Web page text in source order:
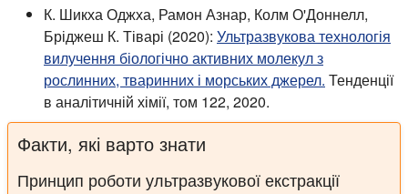
К. Шикха Оджха, Рамон Азнар, Колм О'Доннелл,
Бріджеш К. Тіварі (2020): Ультразвукова технологія
вилучення біологічно активних молекул з
рослинних, тваринних і морських джерел. Тенденції
в аналітичній хімії, том 122, 2020.
Факти, які варто знати
Принцип роботи ультразвукової екстракції